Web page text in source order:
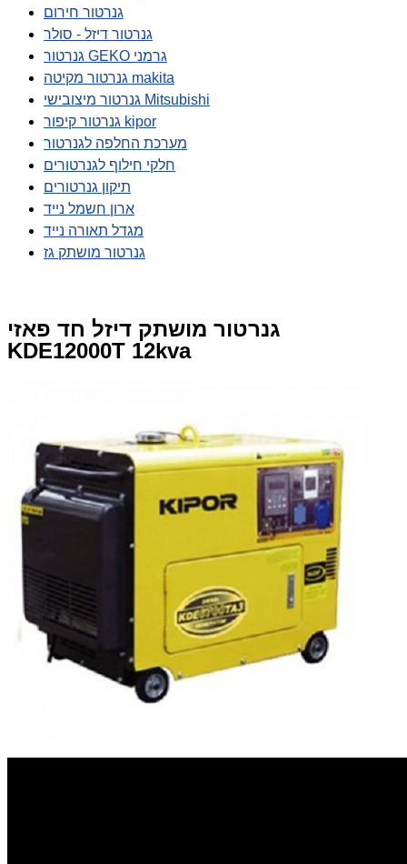
גנרטור חירום
גנרטור דיזל - סולר
גנרטור GEKO גרמני
גנרטור מקיטה makita
גנרטור מיצובישי Mitsubishi
גנרטור קיפור kipor
מערכת החלפה לגנרטור
חלקי חילוף לגנרטורים
תיקון גנרטורים
ארון חשמל נייד
מגדל תאורה נייד
גנרטור מושתק גז
גנרטור מושתק דיזל חד פאזי
KDE12000T 12kva